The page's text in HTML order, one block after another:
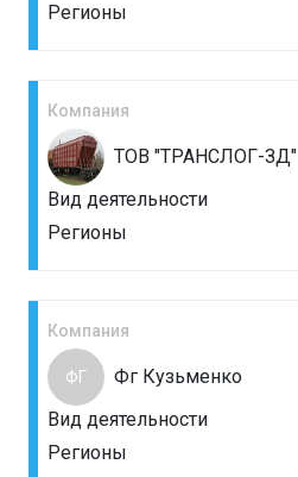
Регионы
Компания
ТОВ "ТРАНСЛОГ-ЗД"
Вид деятельности
Регионы
Компания
ФГ
Фг Кузьменко
Вид деятельности
Регионы